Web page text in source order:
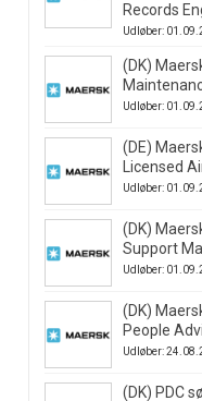
Records
Udløber:
(DK)
Udløber:
(DE)
Licensed
Udløber:
(DK)
Support
Udløber:
(DK)
People
Udløber:
(DK) PDC